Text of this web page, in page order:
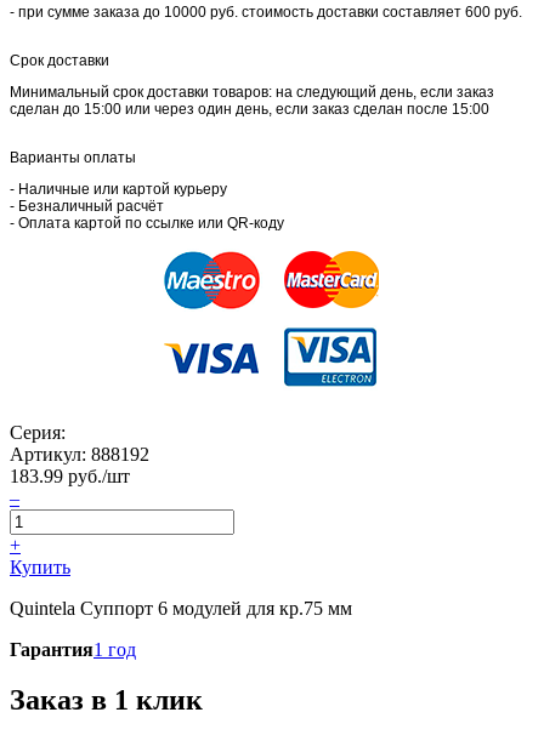
- при сумме заказа до 10000 руб. стоимость доставки составляет 600 руб.
Срок доставки
Минимальный срок доставки товаров: на следующий день, если заказ
сделан до 15:00 или через один день, если заказ сделан после 15:00
Варианты оплаты
- Наличные или картой курьеру
- Безналичный расчёт
- Оплата картой по ссылке или QR-коду
Серия:
Артикул: 888192
183.99 руб./шт
–
+
Купить
Quintela Суппорт 6 модулей для кр.75 мм
Гарантия1 год
Заказ в 1 клик